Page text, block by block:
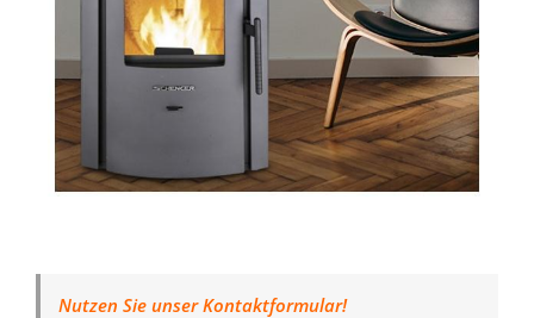
Nutzen Sie unser Kontaktformular!